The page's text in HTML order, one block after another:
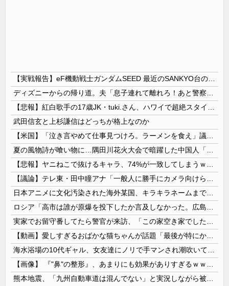
武田信玄と上杉謙信はどっちが格上なのか